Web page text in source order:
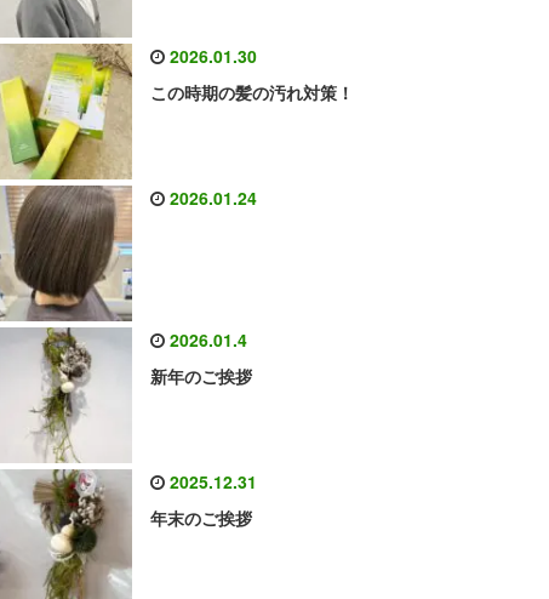
2026.01.30
この時期の髪の汚れ対策！
2026.01.24
2026.01.4
新年のご挨拶
2025.12.31
年末のご挨拶